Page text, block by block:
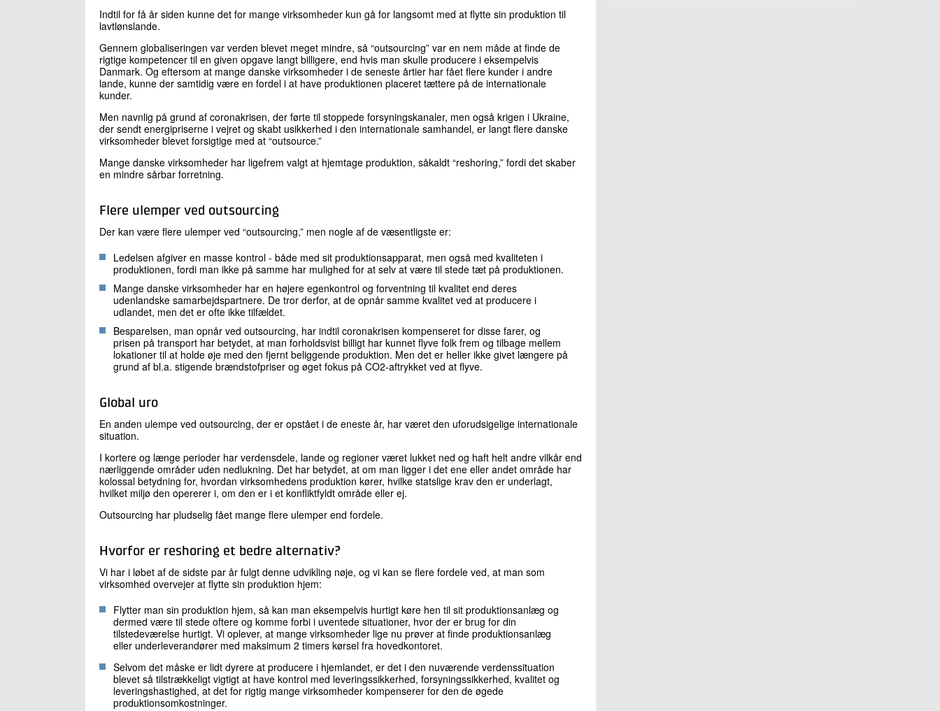
Indtil for få år siden kunne det for mange virksomheder kun gå for langsomt med at flytte sin produktion til
lavtlønslande.
Gennem globaliseringen var verden blevet meget mindre, så “outsourcing” var en nem måde at finde de
rigtige kompetencer til en given opgave langt billigere, end hvis man skulle producere i eksempelvis
Danmark. Og eftersom at mange danske virksomheder i de seneste årtier har fået flere kunder i andre
lande, kunne der samtidig være en fordel i at have produktionen placeret tættere på de internationale
kunder.
Men navnlig på grund af coronakrisen, der førte til stoppede forsyningskanaler, men også krigen i Ukraine,
der sendt energipriserne i vejret og skabt usikkerhed i den internationale samhandel, er langt flere danske
virksomheder blevet forsigtige med at “outsource.”
Mange danske virksomheder har ligefrem valgt at hjemtage produktion, såkaldt “reshoring,” fordi det skaber
en mindre sårbar forretning.
Flere ulemper ved outsourcing
Der kan være flere ulemper ved “outsourcing,” men nogle af de væsentligste er:
Ledelsen afgiver en masse kontrol - både med sit produktionsapparat, men også med kvaliteten i
produktionen, fordi man ikke på samme har mulighed for at selv at være til stede tæt på produktionen.
Mange danske virksomheder har en højere egenkontrol og forventning til kvalitet end deres
udenlandske samarbejdspartnere. De tror derfor, at de opnår samme kvalitet ved at producere i
udlandet, men det er ofte ikke tilfældet.
Besparelsen, man opnår ved outsourcing, har indtil coronakrisen kompenseret for disse farer, og
prisen på transport har betydet, at man forholdsvist billigt har kunnet flyve folk frem og tilbage mellem
lokationer til at holde øje med den fjernt beliggende produktion. Men det er heller ikke givet længere på
grund af bl.a. stigende brændstofpriser og øget fokus på CO2-aftrykket ved at flyve.
Global uro
En anden ulempe ved outsourcing, der er opstået i de eneste år, har været den uforudsigelige internationale
situation.
I kortere og længe perioder har verdensdele, lande og regioner været lukket ned og haft helt andre vilkår end
nærliggende områder uden nedlukning. Det har betydet, at om man ligger i det ene eller andet område har
kolossal betydning for, hvordan virksomhedens produktion kører, hvilke statslige krav den er underlagt,
hvilket miljø den opererer i, om den er i et konfliktfyldt område eller ej.
Outsourcing har pludselig fået mange flere ulemper end fordele.
Hvorfor er reshoring et bedre alternativ?
Vi har i løbet af de sidste par år fulgt denne udvikling nøje, og vi kan se flere fordele ved, at man som
virksomhed overvejer at flytte sin produktion hjem:
Flytter man sin produktion hjem, så kan man eksempelvis hurtigt køre hen til sit produktionsanlæg og
dermed være til stede oftere og komme forbi i uventede situationer, hvor der er brug for din
tilstedeværelse hurtigt. Vi oplever, at mange virksomheder lige nu prøver at finde produktionsanlæg
eller underleverandører med maksimum 2 timers kørsel fra hovedkontoret.
Selvom det måske er lidt dyrere at producere i hjemlandet, er det i den nuværende verdenssituation
blevet så tilstrækkeligt vigtigt at have kontrol med leveringssikkerhed, forsyningssikkerhed, kvalitet og
leveringshastighed, at det for rigtig mange virksomheder kompenserer for den de øgede
produktionsomkostninger.